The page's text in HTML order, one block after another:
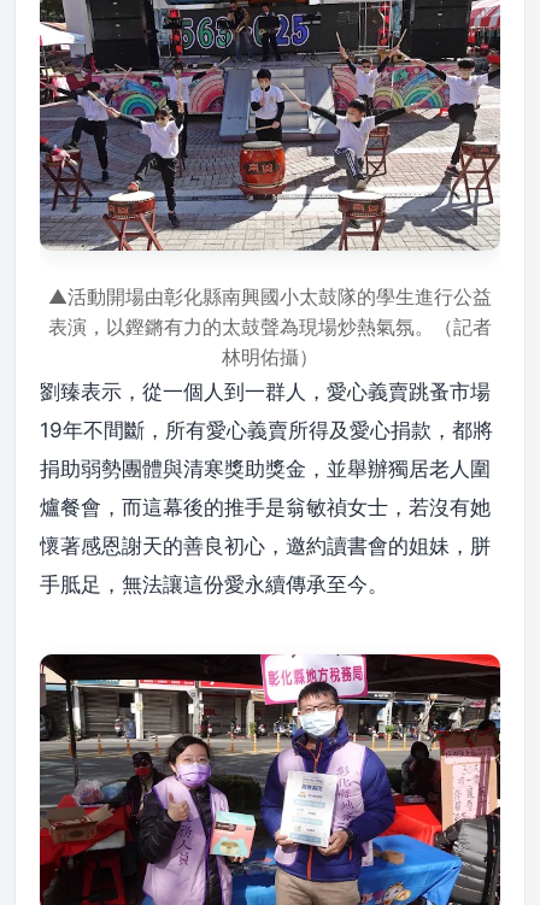
▲活動開場由彰化縣南興國小太鼓隊的學生進行公益
表演，以鏗鏘有力的太鼓聲為現場炒熱氣氛。（記者
林明佑攝）
劉臻表示，從一個人到一群人，愛心義賣跳蚤市場
19年不間斷，所有愛心義賣所得及愛心捐款，都將
捐助弱勢團體與清寒獎助獎金，並舉辦獨居老人圍
爐餐會，而這幕後的推手是翁敏禎女士，若沒有她
懷著感恩謝天的善良初心，邀約讀書會的姐妹，胼
手胝足，無法讓這份愛永續傳承至今。